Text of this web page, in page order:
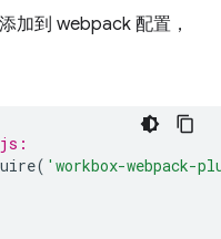
加到 webpack 配置，
( 'workbox-webpack-